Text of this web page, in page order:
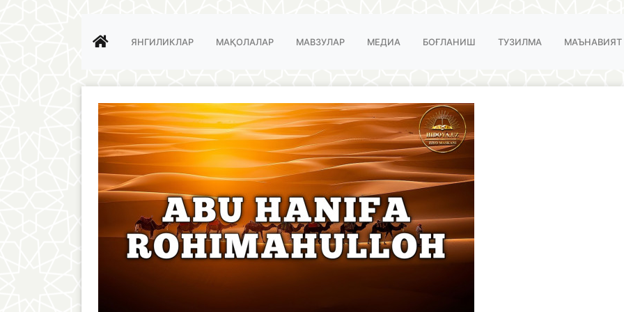
ЯНГИЛИКЛАР МАҚОЛАЛАР МАВЗУЛАР МЕДИА БОҒЛАНИШ ТУЗИЛМА МАЪНАВИЯТ